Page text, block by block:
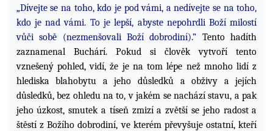
„Dívejte se na toho, kdo je pod vámi, a nedívejte se na toho,
kdo je nad vámi. To je lepší, abyste nepohrdli Boží milostí
vůči sobě (nezmenšovali Boží dobrodiní).” Tento hadíth
zaznamenal Buchárí. Pokud si člověk vytvoří tento
vznešený pohled, vidí, že je na tom lépe než mnoho lidí z
hlediska blahobytu a jeho důsledků a obživy a jejích
důsledků, bez ohledu na to, v jakém se nachází stavu, a pak
jeho úzkost, smutek a tíseň zmizí a zvětší se jeho radost a
štěstí z Božího dobrodiní, ve kterém převyšuje ostatní, kteří